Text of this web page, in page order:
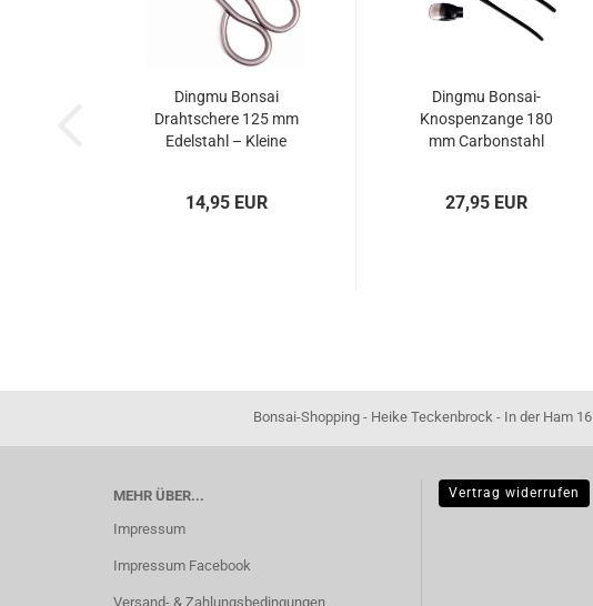
Dingmu Bonsai
Drahtschere 125 mm
Edelstahl – Kleine
14,95 EUR
Dingmu Bonsai-
Knospenzange 180
mm Carbonstahl
27,95 EUR
Bonsai-Shopping - Heike Teckenbrock - In der Ham 16 - 52525
MEHR ÜBER...
Impressum
Impressum Facebook
Versand- & Zahlungsbedingungen
Vertrag widerrufen